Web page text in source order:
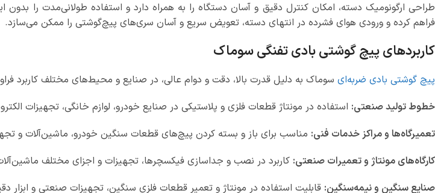
طراحی ارگونومیک دسته، امکان کنترل دقیق و آسان دستگاه را به همراه دارد و استفاده طولانی‌مدت
فراهم کرده و ورودی هوای فشرده در انتهای دسته، تعویض سریع و آسان سری‌های پیچ‌گوشتی را ممکن می‌سازد.
کاربردهای پیچ گوشتی بادی تفنگی سوماک
پیچ گوشتی بادی ضربه‌ای سوماک به دلیل قدرت بالا، دقت و دوام عالی، در صنایع و محیط‌های مختلف کاربرد
خطوط تولید صنعتی: استفاده در مونتاژ قطعات فلزی و پلاستیکی در صنایع خودرو، لوازم خانگی، تجهیزات
تعمیرگاه‌ها و مراکز خدمات فنی: مناسب برای باز و بسته کردن پیچ‌های قطعات سنگین خودرو، ماشین‌آلات و
کارگاه‌های مونتاژ و تعمیرات صنعتی: کاربرد در نصب و جداسازی فیکسچرها، تجهیزات و اجزای مختلف
صنایع سنگین و نیمه‌سنگین: قابلیت استفاده در مونتاژ و تعمیر قطعات فلزی سنگین، تجهیزات صنعتی و ابزار